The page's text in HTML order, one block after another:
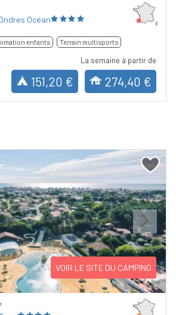
Océan
enfants Terrain multisports
La semaine à partir de
151,20 € 274,40 €
Next
VOIR LE SITE DU CAMPING